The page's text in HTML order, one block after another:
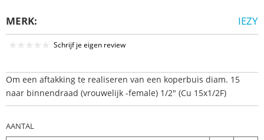
MERK: IEZY
Schrijf je eigen review
Om een aftakking te realiseren van een koperbuis diam. 15
naar binnendraad (vrouwelijk -female) 1/2" (Cu 15x1/2F)
AANTAL